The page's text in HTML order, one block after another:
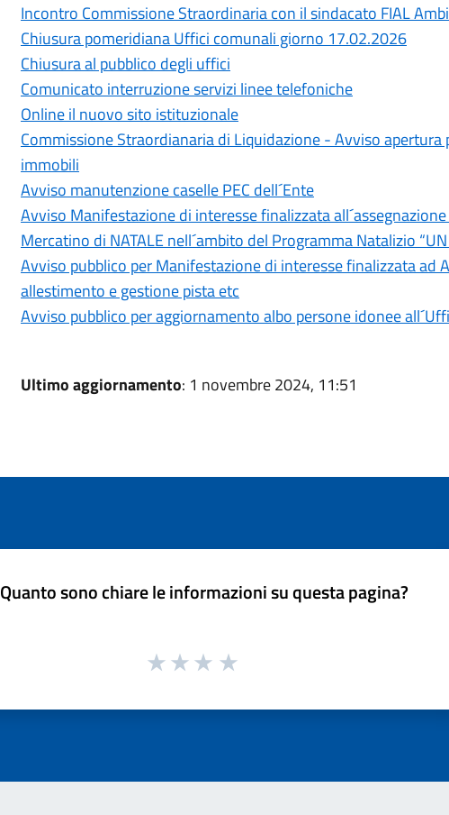
Incontro Commissione Straordinaria con il sindacato FIAL
Chiusura pomeridiana Uffici comunali giorno 17.02.2026
Chiusura al pubblico degli uffici
Comunicato interruzione servizi linee telefoniche
Online il nuovo sito istituzionale
Commissione Straordianaria di Liquidazione - Avviso
immobili
Avviso manutenzione caselle PEC dell´Ente
Avviso Manifestazione di interesse finalizzata
Mercatino di NATALE nell´ambito del Programma Natalizio
Avviso pubblico per Manifestazione di interesse finalizzata
allestimento e gestione pista etc
Avviso pubblico per aggiornamento albo persone idonee
Ultimo aggiornamento: 1 novembre 2024, 11:51
Quanto sono chiare le informazioni su questa pagina?